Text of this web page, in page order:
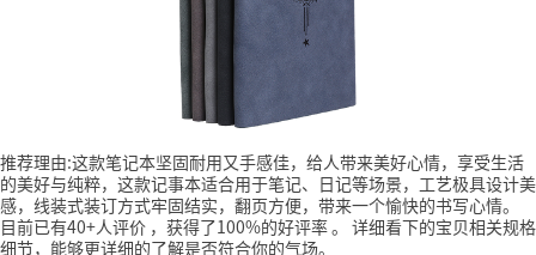
推荐理由:这款笔记本坚固耐用又手感佳，给人带来美好心情，享受生活
的美好与纯粹，这款记事本适合用于笔记、日记等场景，工艺极具设计美
感，线装式装订方式牢固结实，翻页方便，带来一个愉快的书写心情。
目前已有40+人评价 ，获得了100%的好评率。 详细看下的宝贝相关规格
细节，能够更详细的了解是否符合你的气场。